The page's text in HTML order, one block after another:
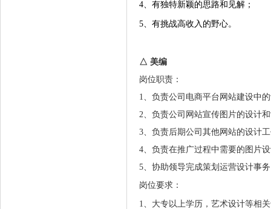
4、有独特新颖的思路和见解；
5、有挑战高收入的野心。
△ 美编
岗位职责：
1、负责公司电商平台网站建设中
2、负责公司网站宣传图片的设计
3、负责后期公司其他网站的设计
4、负责在推广过程中需要的图片
5、协助领导完成策划运营设计事
岗位要求：
1、大专以上学历，艺术设计等相